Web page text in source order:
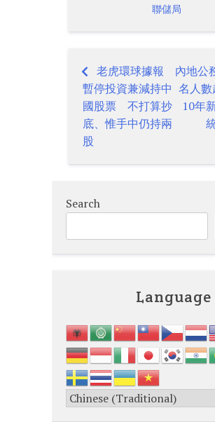
聯儲局
Post
navigation
老虎環球據報
暫停投資兼減持中
國股票 不打算抄
底、惟手中仍持兩
股
內地公
名人
10年
Search
Language